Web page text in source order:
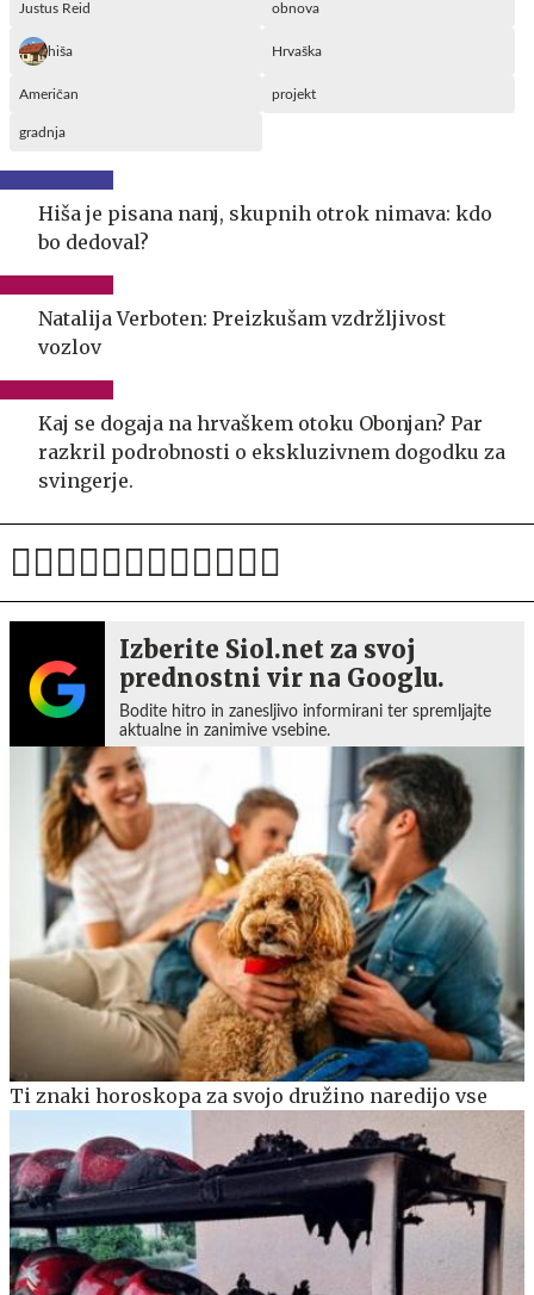
Justus Reid obnova
hiša Hrvaška
Američan projekt
gradnja
Hiša je pisana nanj, skupnih otrok nimava: kdo
bo dedoval?
Natalija Verboten: Preizkušam vzdržljivost
vozlov
Kaj se dogaja na hrvaškem otoku Obonjan? Par
razkril podrobnosti o ekskluzivnem dogodku za
svingerje.
Izberite Siol.net za svoj
prednostni vir na Googlu.
Bodite hitro in zanesljivo informirani ter spremljajte
aktualne in zanimive vsebine.
Ti znaki horoskopa za svojo družino naredijo vse